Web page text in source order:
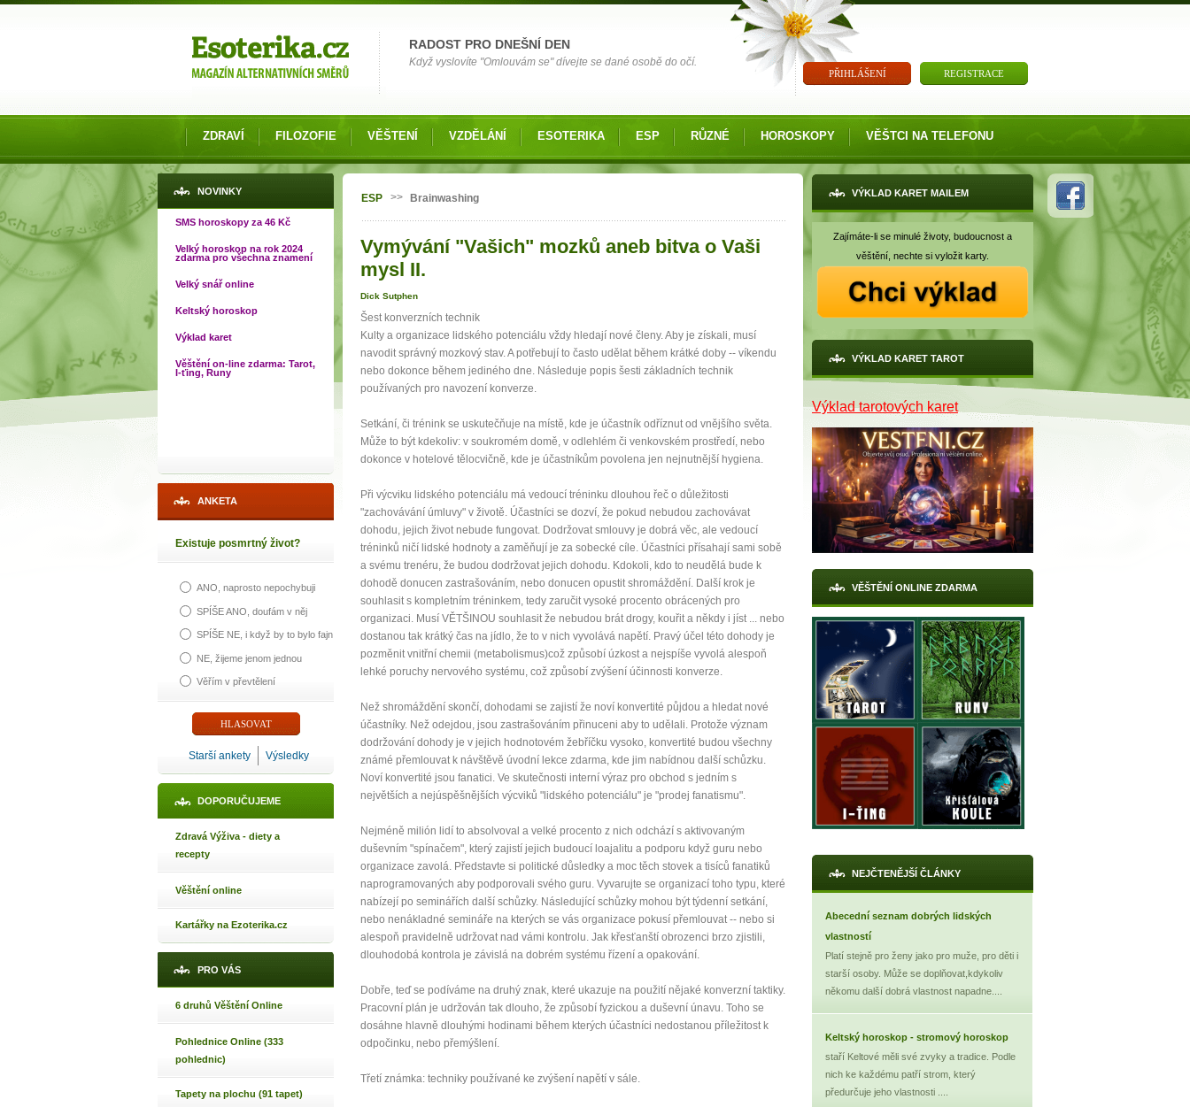
10 tipů pro zdravý a
plnohodnotný život
... všechny tipy zdarma.
Máte pocit, že jste unaveni hned jak ráno vstanete?
Nemusí to tak být - ZJISTĚTE ZDARMA!
Jak vnést do života rovnováhu
Jak být šťastnější
Nenávidíme spam stejně jako vy
X
RADOST PRO DNEŠNÍ DEN
Když vyslovíte "Omlouvám se" dívejte se dané osobě do očí.
PŘIHLÁŠENÍ REGISTRACE
ZDRAVÍ FILOZOFIE VĚŠTENÍ VZDĚLÁNÍ ESOTERIKA ESP RŮZNÉ HOROSKOPY VĚŠTCI NA TELEFONU
NOVINKY
SMS horoskopy za 46 Kč
Velký horoskop na rok 2024
zdarma pro všechna znamení
Velký snář online
Keltský horoskop
Výklad karet
Věštění on-line zdarma: Tarot,
I-ťing, Runy
ANKETA
Existuje posmrtný život?
ANO, naprosto nepochybuji
SPÍŠE ANO, doufám v něj
SPÍŠE NE, i když by to bylo fajn
NE, žijeme jenom jednou
Věřím v převtělení
Starší ankety Výsledky
DOPORUČUJEME
Zdravá Výživa - diety a
recepty
Věštění online
Kartářky na Ezoterika.cz
PRO VÁS
6 druhů Věštění Online
Pohlednice Online (333
pohlednic)
Tapety na plochu (91 tapet)
Jste zde
ESP >> Brainwashing
Vymývání "Vašich" mozků aneb bitva o Vaši
mysl II.
Dick Sutphen
Šest konverzních technik
Kulty a organizace lidského potenciálu vždy hledají nové členy. Aby je získali, musí
navodit správný mozkový stav. A potřebují to často udělat během krátké doby -- víkendu
nebo dokonce během jediného dne. Následuje popis šesti základních technik
používaných pro navození konverze.
Setkání, či trénink se uskutečňuje na místě, kde je účastník odříznut od vnějšího světa.
Může to být kdekoliv: v soukromém domě, v odlehlém či venkovském prostředí, nebo
dokonce v hotelové tělocvičně, kde je účastníkům povolena jen nejnutnější hygiena.
Při výcviku lidského potenciálu má vedoucí tréninku dlouhou řeč o důležitosti
"zachovávání úmluvy" v životě. Účastníci se dozví, že pokud nebudou zachovávat
dohodu, jejich život nebude fungovat. Dodržovat smlouvy je dobrá věc, ale vedoucí
tréninků ničí lidské hodnoty a zaměňují je za sobecké cíle. Účastníci přísahají sami sobě
a svému trenéru, že budou dodržovat jejich dohodu. Kdokoli, kdo to neudělá bude k
dohodě donucen zastrašováním, nebo donucen opustit shromáždění. Další krok je
souhlasit s kompletním tréninkem, tedy zaručit vysoké procento obrácených pro
organizaci. Musí VĚTŠINOU souhlasit že nebudou brát drogy, kouřit a někdy i jíst ... nebo
dostanou tak krátký čas na jídlo, že to v nich vyvolává napětí. Pravý účel této dohody je
pozměnit vnitřní chemii (metabolismus)což způsobí úzkost a nejspíše vyvolá alespoň
lehké poruchy nervového systému, což způsobí zvýšení účinnosti konverze.
Než shromáždění skončí, dohodami se zajistí že noví konvertité půjdou a hledat nové
účastníky. Než odejdou, jsou zastrašováním přinuceni aby to udělali. Protože význam
dodržování dohody je v jejich hodnotovém žebříčku vysoko, konvertité budou všechny
známé přemlouvat k návštěvě úvodní lekce zdarma, kde jim nabídnou další schůzku.
Noví konvertité jsou fanatici. Ve skutečnosti interní výraz pro obchod s jedním s
největších a nejúspěšnějších výcviků "lidského potenciálu" je "prodej fanatismu".
Nejméně milión lidí to absolvoval a velké procento z nich odchází s aktivovaným
duševním "spínačem", který zajistí jejich budoucí loajalitu a podporu když guru nebo
organizace zavolá. Představte si politické důsledky a moc těch stovek a tisíců fanatiků
naprogramovaných aby podporovali svého guru. Vyvarujte se organizací toho typu, které
nabízejí po seminářích další schůzky. Následující schůzky mohou být týdenní setkání,
nebo nenákladné semináře na kterých se vás organizace pokusí přemlouvat -- nebo si
alespoň pravidelně udržovat nad vámi kontrolu. Jak křesťanští obrozenci brzo zjistili,
dlouhodobá kontrola je závislá na dobrém systému řízení a opakování.
Dobře, teď se podíváme na druhý znak, které ukazuje na použití nějaké konverzní taktiky.
Pracovní plán je udržován tak dlouho, že způsobí fyzickou a duševní únavu. Toho se
dosáhne hlavně dlouhými hodinami během kterých účastníci nedostanou příležitost k
odpočinku, nebo přemýšlení.
Třetí známka: techniky používané ke zvýšení napětí v sále.
VÝKLAD KARET MAILEM
Zajímáte-li se minulé životy, budoucnost a
věštění, nechte si vyložit karty.
VÝKLAD KARET TAROT
Výklad tarotových karet
VĚŠTĚNÍ ONLINE ZDARMA
NEJČTENĚJŠÍ ČLÁNKY
Abecední seznam dobrých lidských
vlastností
Platí stejně pro ženy jako pro muže, pro děti i
starší osoby. Může se doplňovat,kdykoliv
někomu další dobrá vlastnost napadne....
Keltský horoskop - stromový horoskop
staří Keltové měli své zvyky a tradice. Podle
nich ke každému patří strom, který
předurčuje jeho vlastnosti ....